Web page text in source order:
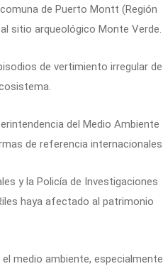
de Puerto Montt (Región
sitio arqueológico Monte Verde.
de vertimiento irregular de
del Medio Ambiente
de referencia internacionales.
y la Policía de Investigaciones
haya afectado al patrimonio
medio ambiente, especialmente